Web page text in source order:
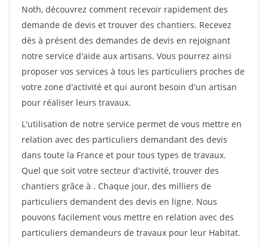
Noth, découvrez comment recevoir rapidement des
demande de devis et trouver des chantiers. Recevez
dès à présent des demandes de devis en rejoignant
notre service d'aide aux artisans. Vous pourrez ainsi
proposer vos services à tous les particuliers proches de
votre zone d'activité et qui auront besoin d'un artisan
pour réaliser leurs travaux.
L'utilisation de notre service permet de vous mettre en
relation avec des particuliers demandant des devis
dans toute la France et pour tous types de travaux.
Quel que soit votre secteur d'activité, trouver des
chantiers grâce à . Chaque jour, des milliers de
particuliers demandent des devis en ligne. Nous
pouvons facilement vous mettre en relation avec des
particuliers demandeurs de travaux pour leur Habitat.